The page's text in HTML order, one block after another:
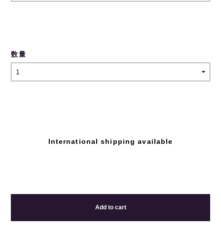
数量
International shipping available
Add to cart